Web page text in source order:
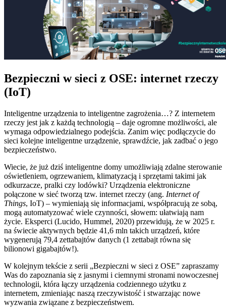
Bezpieczni w sieci z OSE: internet rzeczy
(IoT)
Inteligentne urządzenia to inteligentne zagrożenia…? Z internetem
rzeczy jest jak z każdą technologią – daje ogromne możliwości, ale
wymaga odpowiedzialnego podejścia. Zanim więc podłączycie do
sieci kolejne inteligentne urządzenie, sprawdźcie, jak zadbać o jego
bezpieczeństwo.
Wiecie, że już dziś inteligentne domy umożliwiają zdalne sterowanie
oświetleniem, ogrzewaniem, klimatyzacją i sprzętami takimi jak
odkurzacze, pralki czy lodówki? Urządzenia elektroniczne
połączone w sieć tworzą tzw. internet rzeczy (ang. Internet of
Things, IoT) – wymieniają się informacjami, współpracują ze sobą,
mogą automatyzować wiele czynności, słowem: ułatwiają nam
życie. Eksperci (Lucido, Hummel, 2020) przewidują, że w 2025 r.
na świecie aktywnych będzie 41,6 mln takich urządzeń, które
wygenerują 79,4 zettabajtów danych (1 zettabajt równa się
bilionowi gigabajtów!).
W kolejnym tekście z serii „Bezpieczni w sieci z OSE” zapraszamy
Was do zapoznania się z jasnymi i ciemnymi stronami nowoczesnej
technologii, która łączy urządzenia codziennego użytku z
internetem, zmieniając naszą rzeczywistość i stwarzając nowe
wyzwania związane z bezpieczeństwem.